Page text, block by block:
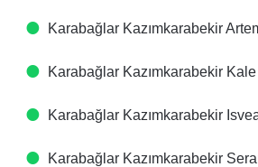
Karabağlar Kazımkarabekir
Karabağlar Kazımkarabekir
Karabağlar Kazımkarabekir
Karabağlar Kazımkarabekir